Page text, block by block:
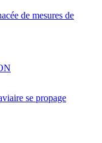
de mesures de
se propage